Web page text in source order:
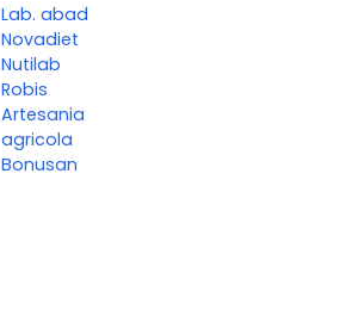
Lab. abad
Novadiet
Nutilab
Robis
Artesania
agricola
Bonusan